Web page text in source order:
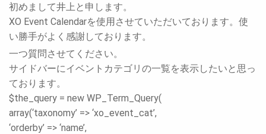
初めまして井上と申します。
XO Event Calendarを使用させていただいております。使
い勝手がよく感謝しております。
一つ質問させてください。
サイドバーにイベントカテゴリの一覧を表示したいと思っ
ております。
$the_query = new WP_Term_Query(
array(‘taxonomy’ => ‘xo_event_cat’,
‘orderby’ => ‘name’,